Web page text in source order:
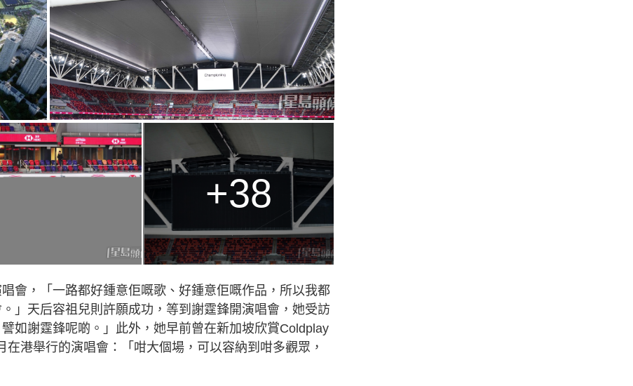
+38
會，「一路都好鍾意佢嘅歌、好鍾意佢嘅作品，所以我都
」天后容祖兒則許願成功，等到謝霆鋒開演唱會，她受訪
如謝霆鋒呢啲。」此外，她早前曾在新加坡欣賞Coldplay
港舉行的演唱會：「咁大個場，可以容納到咁多觀眾，